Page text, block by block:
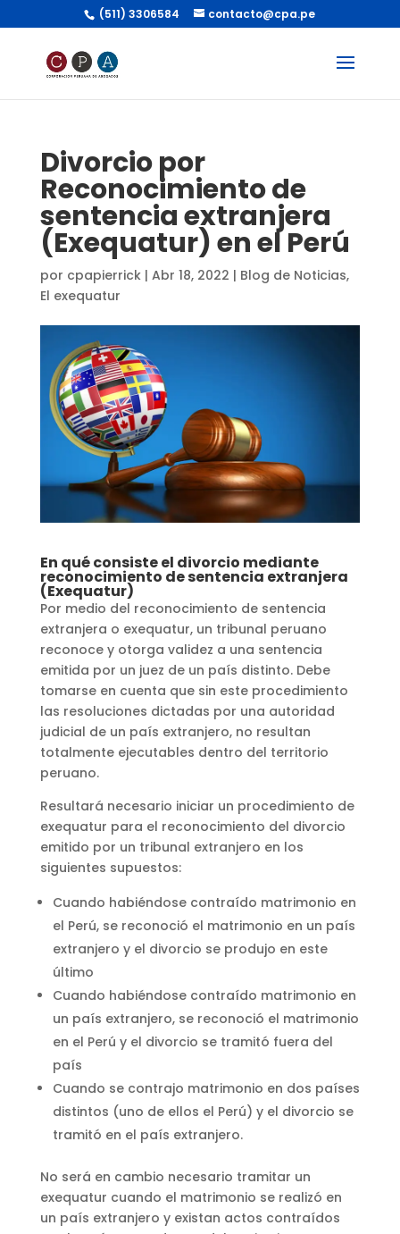
(511) 3306584 contacto@cpa.pe
Divorcio por
Reconocimiento de
sentencia extranjera
(Exequatur) en el Perú
por cpapierrick| Abr 18, 2022 | Blog de Noticias,
El exequatur
En qué consiste el divorcio mediante
reconocimiento de sentencia extranjera
(Exequatur)
Por medio del reconocimiento de sentencia
extranjera o exequatur, un tribunal peruano
reconoce y otorga validez a una sentencia
emitida por un juez de un país distinto. Debe
tomarse en cuenta que sin este procedimiento
las resoluciones dictadas por una autoridad
judicial de un país extranjero, no resultan
totalmente ejecutables dentro del territorio
peruano.
Resultará necesario iniciar un procedimiento de
exequatur para el reconocimiento del divorcio
emitido por un tribunal extranjero en los
siguientes supuestos:
Cuando habiéndose contraído matrimonio en
el Perú, se reconoció el matrimonio en un país
extranjero y el divorcio se produjo en este
último
Cuando habiéndose contraído matrimonio en
un país extranjero, se reconoció el matrimonio
en el Perú y el divorcio se tramitó fuera del
país
Cuando se contrajo matrimonio en dos países
distintos (uno de ellos el Perú) y el divorcio se
tramitó en el país extranjero.
No será en cambio necesario tramitar un
exequatur cuando el matrimonio se realizó en
un país extranjero y existan actos contraídos